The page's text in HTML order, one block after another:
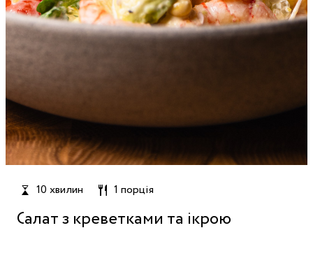
10 хвилин 1 порція
Салат з креветками та ікрою